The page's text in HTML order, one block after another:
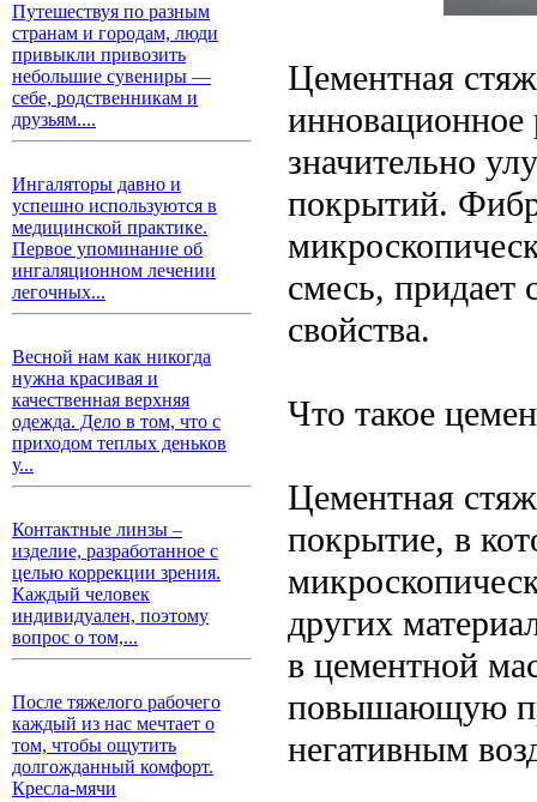
Путешествуя по разным
странам и городам, люди
привыкли привозить
небольшие сувениры —
себе, родственникам и
друзьям....
Ингаляторы давно и
успешно используются в
медицинской практике.
Первое упоминание об
ингаляционном лечении
легочных...
Весной нам как никогда
нужна красивая и
качественная верхняя
одежда. Дело в том, что с
приходом теплых деньков
у...
Контактные линзы –
изделие, разработанное с
целью коррекции зрения.
Каждый человек
индивидуален, поэтому
вопрос о том,...
После тяжелого рабочего
каждый из нас мечтает о
том, чтобы ощутить
долгожданный комфорт.
Кресла-мячи
Цементная
инновационное
значительно
покрытий.
смесь,
свойства.
Что такое
Цементная
покрытие, в
других
в цементной
повышающую
негативным